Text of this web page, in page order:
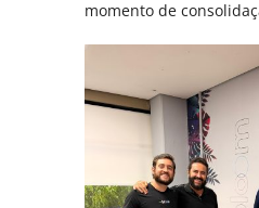
momento de